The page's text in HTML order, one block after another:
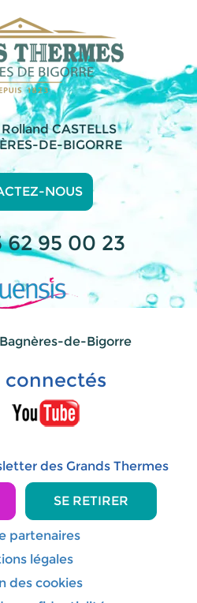
CASTELLS
DE-BIGORRE
NOUS
62 95 00 23
de-Bigorre
connectés
des Grands Thermes
SE RETIRER
partenaires
légales
des cookies